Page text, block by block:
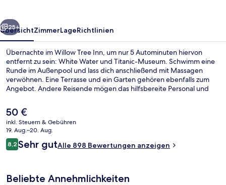
Weiter
25+
ÜbersichtZimmerLageRichtlinien
Übernachte im Willow Tree Inn, um nur 5 Autominuten hiervon
entfernt zu sein: White Water und Titanic-Museum. Schwimm eine
Runde im Außenpool und lass dich anschließend mit Massagen
verwöhnen. Eine Terrasse und ein Garten gehören ebenfalls zum
Angebot. Andere Reisende mögen das hilfsbereite Personal und
Der
aktuelle
Preis
beträgt
50 €.
50 €
inkl. Steuern & Gebühren
19. Aug.–20. Aug.
Bewertungen
8,28,2 von 10.
Sehr gutAlle 898 Bewertungen anzeigen
Beliebte Annehmlichkeiten